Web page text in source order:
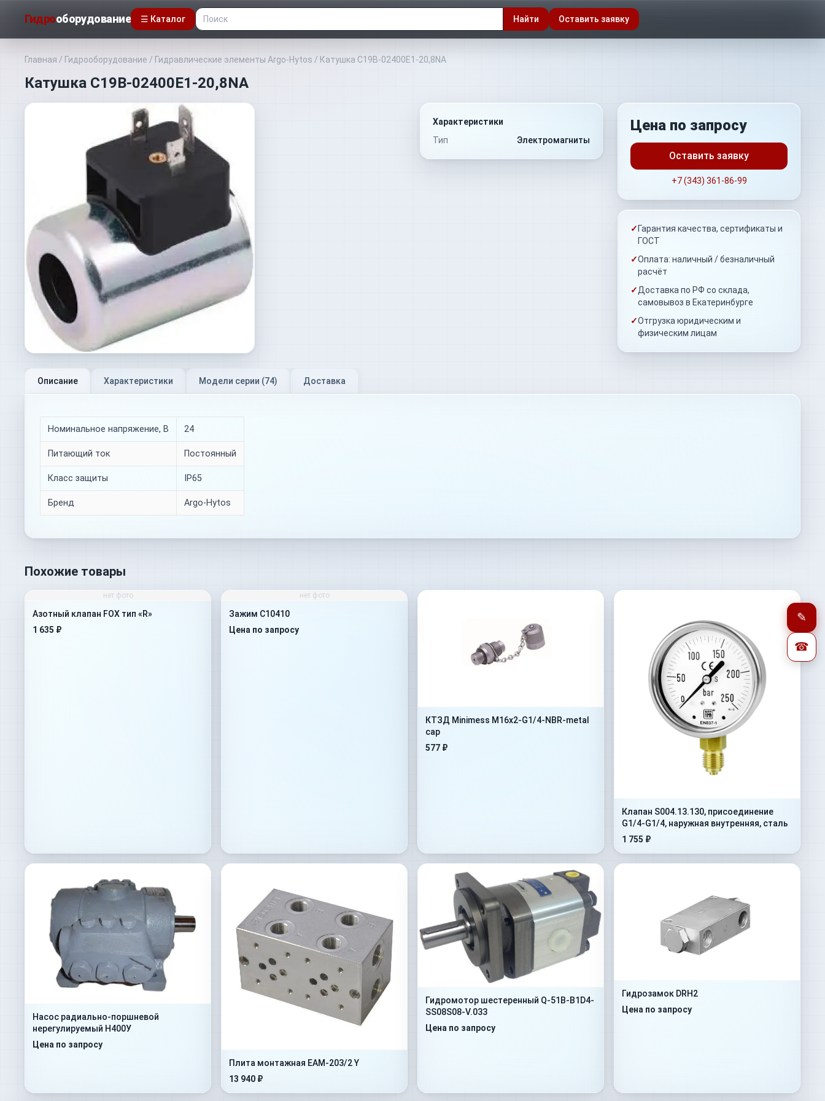
Гидрооборудование ☰ Каталог Найти Оставить заявку
Главная / Гидрооборудование / Гидравлические элементы Argo-Hytos / Катушка C19B-02400E1-20,8NA
Катушка C19B-02400E1-20,8NA
Характеристики
Тип
Электромагниты
Цена по запросу
Оставить заявку
+7 (343) 361-86-99
✓ Гарантия качества, сертификаты и
ГОСТ
✓Оплата: наличный / безналичный
расчёт
✓Доставка по РФ со склада,
самовывоз в Екатеринбурге
✓Отгрузка юридическим и
физическим лицам
Описание Характеристики Модели серии (74) Доставка
Номинальное напряжение, В 24
Питающий ток Постоянный
Класс защиты IP65
Бренд Argo-Hytos
Похожие товары
нет фото
Азотный клапан FOX тип «R»
1 635 ₽
нет фото
Зажим C10410
Цена по запросу
КТЗД Minimess M16x2-G1/4-NBR-metal
cap
577 ₽
Клапан S004.13.130, присоединение
G1/4-G1/4, наружная внутренняя, сталь
1 755 ₽
Насос радиально-поршневой
нерегулируемый Н400У
Цена по запросу
Плита монтажная EAM-203/2 Y
13 940 ₽
Гидромотор шестеренный Q-51B-B1D4-
SS08S08-V.033
Цена по запросу
Гидрозамок DRH2
Цена по запросу
✎
☎